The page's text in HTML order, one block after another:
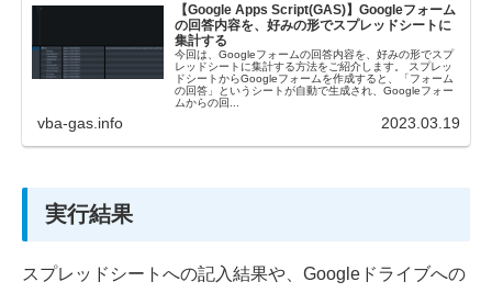
【Google Apps Script(GAS)】Googleフォーム
の回答内容を、好みの形でスプレッドシートに
集計する
今回は、Googleフォームの回答内容を、好みの形でスプ
レッドシートに集計する方法をご紹介します。 スプレッ
ドシートからGoogleフォームを作成すると、「フォーム
の回答」というシートが自動で生成され、Googleフォー
ムからの回...
vba-gas.info 2023.03.19
実行結果
スプレッドシートへの記入結果や、Googleドライブへの